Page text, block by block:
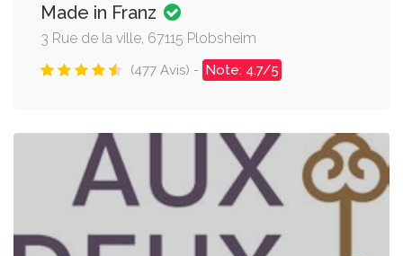
Made in Franz
3 Rue de la ville, 67115 Plobsheim
(477 Avis) - Note: 4.7/5